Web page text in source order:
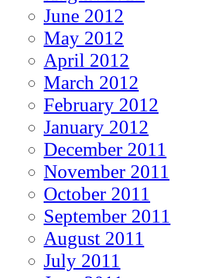
June 2012
May 2012
April 2012
March 2012
February 2012
January 2012
December 2011
November 2011
October 2011
September 2011
August 2011
July 2011